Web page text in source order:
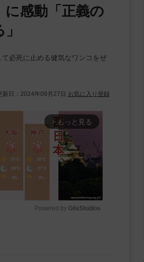
に感動「正義の
必死に止める健気なワンコをぜ
新日： 2024年09月27日 お気に入り登録
arrow_forward_ios もっと見る
Powered by GliaStudios